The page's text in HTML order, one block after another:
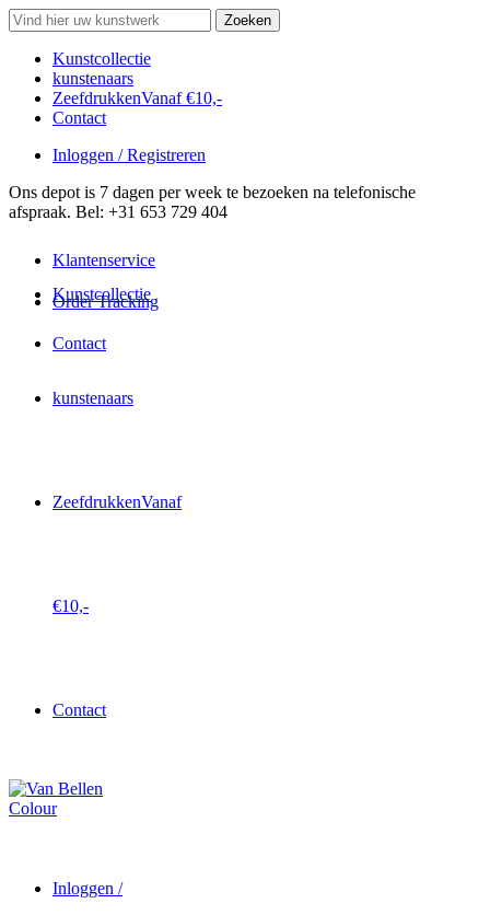
Search
for:
Zoeken
Kunstcollectie
kunstenaars
ZeefdrukkenVanaf €10,-
Contact
Inloggen / Registreren
Ons depot is 7 dagen per week te bezoeken na telefonische
afspraak. Bel: +31 653 729 404
Klantenservice
Order Tracking
Contact
Kunstcollectie
kunstenaars
ZeefdrukkenVanaf
€10,-
Contact
Inloggen /